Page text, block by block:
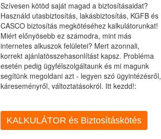
Szívesen kötöd saját magad a biztosításaidat?
Használd utasbiztosítás, lakásbiztosítás, KGFB és
CASCO biztosítás megkötéséhez kalkulátorunkat!
Miért előnyösebb ez számodra, mint más
internetes alkuszok felületei? Mert azonnali,
korrekt ajánlatösszehasonlítást kapsz. Probléma
esetén pedig ügyfélszolgáltaunk és mi magunk
segítünk megoldani azt - legyen szó ügyintézésről,
káreseményről, változtatásokról. Itt kezdd!:
KALKULÁTOR és Biztosításkötés